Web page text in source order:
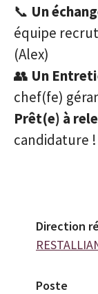
📞 Un
équipe
(Alex)
👥 Un
chef(fe)
Prêt(e) à
candidature !
Direction
Poste